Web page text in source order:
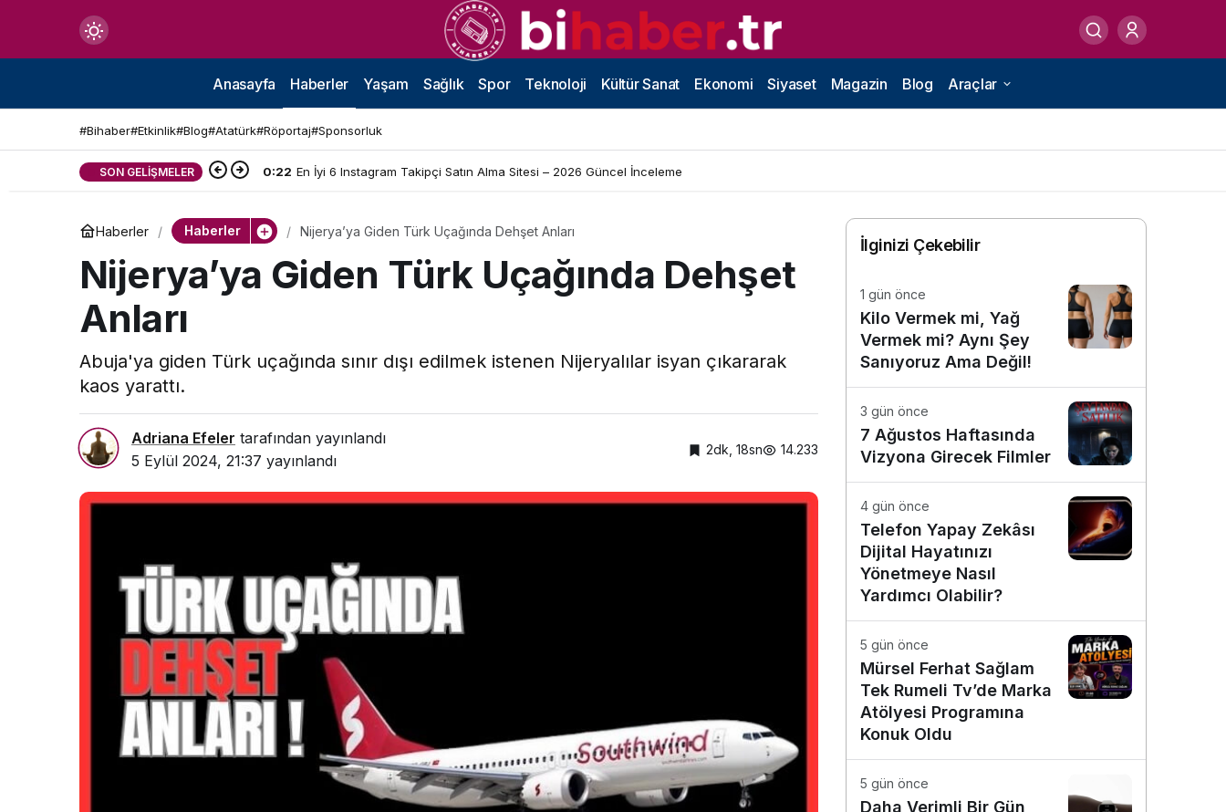
Mod
değiştir
Anasayfa Haberler Yaşam Sağlık Spor Teknoloji Kültür Sanat Ekonomi Siyaset Magazin Blog Araçlar
#Bihaber#Etkinlik#Blog#Atatürk#Röportaj#Sponsorluk
SON GELIŞMELER 0:22 En İyi 6 Instagram Takipçi Satın Alma Sitesi – 2026 Güncel İnceleme
Haberler Haberler Nijerya’ya Giden Türk Uçağında Dehşet Anları
Nijerya’ya Giden Türk Uçağında Dehşet
Anları
Abuja'ya giden Türk uçağında sınır dışı edilmek istenen Nijeryalılar isyan çıkararak
kaos yarattı.
Adriana Efeler tarafından yayınlandı
5 Eylül 2024, 21:37 yayınlandı
2dk, 18sn 14.233
İlginizi Çekebilir
1 gün önce
Kilo Vermek mi, Yağ
Vermek mi? Aynı Şey
Sanıyoruz Ama Değil!
3 gün önce
7 Ağustos Haftasında
Vizyona Girecek Filmler
4 gün önce
Telefon Yapay Zekâsı
Dijital Hayatınızı
Yönetmeye Nasıl
Yardımcı Olabilir?
5 gün önce
Mürsel Ferhat Sağlam
Tek Rumeli Tv’de Marka
Atölyesi Programına
Konuk Oldu
5 gün önce
Daha Verimli Bir Gün